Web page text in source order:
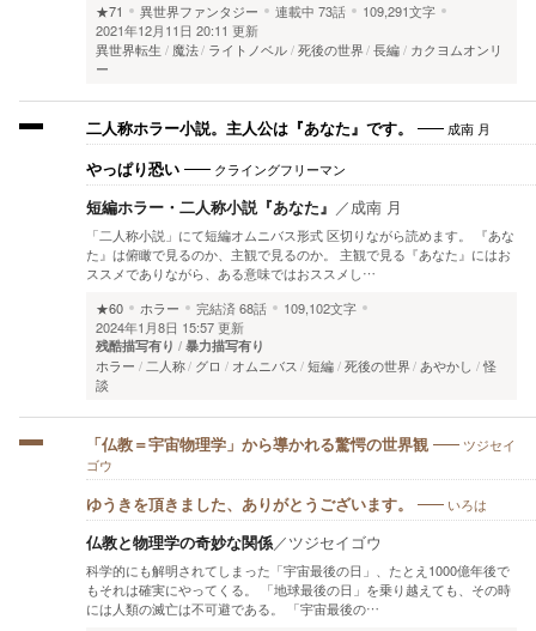
★71
異世界ファンタジー 連載中 73話
109,291文字
2021年12月11日 20:11 更新
異世界転生
魔法 ライトノベル 死後の世界 長編
カクヨムオンリ
ー
二人称ホラー小説。主人公は『あなた』です。 成南 月
やっぱり恐い クライングフリーマン
短編ホラー・二人称小説『あなた』 ／成南 月
「二人称小説」にて短編オムニバス形式 区切りながら読めます。 『あな
た』は俯瞰で見るのか、主観で見るのか。 主観で見る『あなた』にはお
ススメでありながら、ある意味ではおススメし…
★60
ホラー 完結済68話
109,102文字
2024年1月8日 15:57 更新
残酷描写有り 暴力描写有り
ホラー 二人称 グロ オムニバス 短編 死後の世界 あやかし
怪
談
「仏教＝宇宙物理学」から導かれる驚愕の世界観
ツジセイ
ゴウ
ゆうきを頂きました、ありがとうございます。 いろは
仏教と物理学の奇妙な関係／ツジセイゴウ
科学的にも解明されてしまった「宇宙最後の日」、たとえ1000億年後で
もそれは確実にやってくる。 「地球最後の日」を乗り越えても、その時
には人類の滅亡は不可避である。 「宇宙最後の…